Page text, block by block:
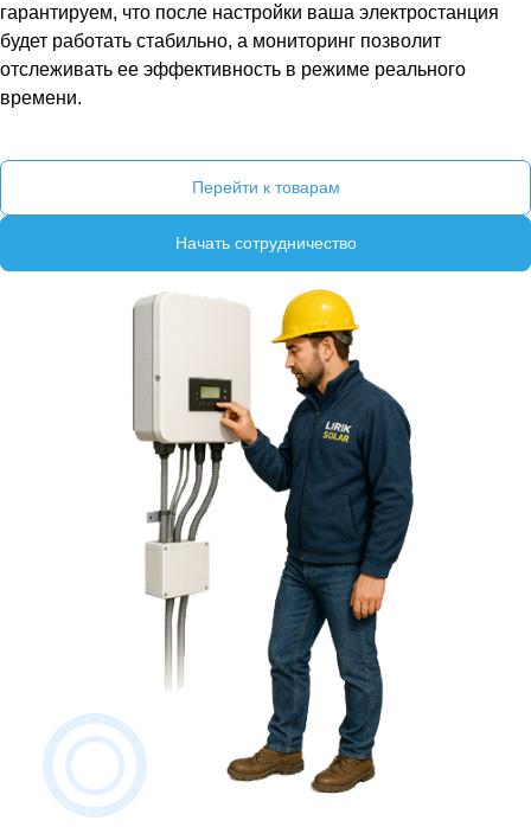
гарантируем, что после настройки ваша электростанция
будет работать стабильно, а мониторинг позволит
отслеживать ее эффективность в режиме реального
времени.
Перейти к товарам
Начать сотрудничество